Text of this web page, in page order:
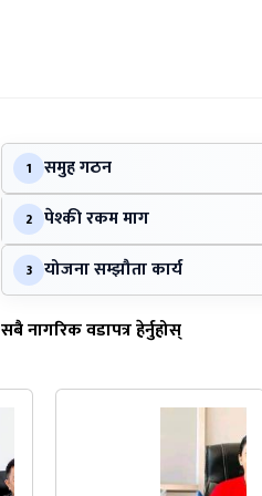
1 समुह गठन
2 पेश्की रकम माग
3 योजना सम्झौता कार्य
सबै नागरिक वडापत्र हेर्नुहोस्